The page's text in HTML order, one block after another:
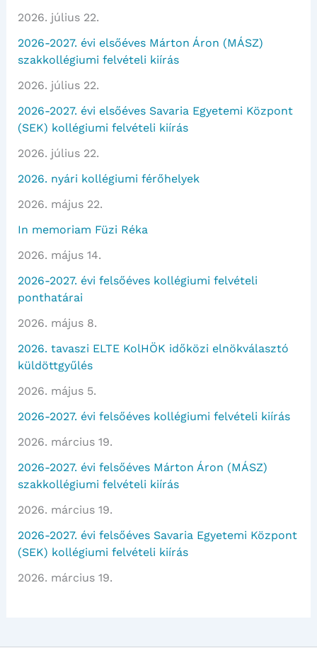
2026. július 22.
2026-2027. évi elsőéves Márton Áron (MÁSZ)
szakkollégiumi felvételi kiírás
2026. július 22.
2026-2027. évi elsőéves Savaria Egyetemi Központ
(SEK) kollégiumi felvételi kiírás
2026. július 22.
2026. nyári kollégiumi férőhelyek
2026. május 22.
In memoriam Füzi Réka
2026. május 14.
2026-2027. évi felsőéves kollégiumi felvételi
ponthatárai
2026. május 8.
2026. tavaszi ELTE KolHÖK időközi elnökválasztó
küldöttgyűlés
2026. május 5.
2026-2027. évi felsőéves kollégiumi felvételi kiírás
2026. március 19.
2026-2027. évi felsőéves Márton Áron (MÁSZ)
szakkollégiumi felvételi kiírás
2026. március 19.
2026-2027. évi felsőéves Savaria Egyetemi Központ
(SEK) kollégiumi felvételi kiírás
2026. március 19.